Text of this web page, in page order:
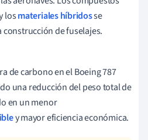
losmateriales híbridosse
construcción de fuselajes.
de carbono en el Boeing 787
una reducción del peso total de
en un menor
y mayor eficiencia económica.